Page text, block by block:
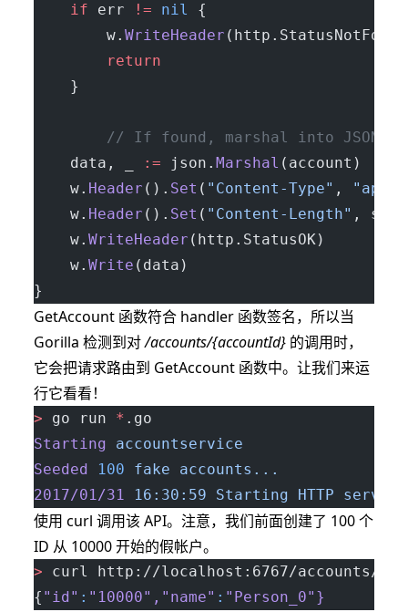
	if
err != nil
{
		w.
WriteHeader
		return
	}
// If found, marshal into JSON,
	data, _
:= json.Marshal (account)
	w.
Header (). Set ( "Content-Type" ,
	w.
Header (). Set ( "Content-Length" ,
	w.
WriteHeader (http.StatusOK)
	w.
Write (data)
}
GetAccount 函数符合 handler 函数签名，所以当
Gorilla 检测到对/accounts/{accountId} 的调用时，
它会把请求路由到 GetAccount 函数中。让我们来运
行它看看！
> go run * .go
Starting accountservice
Seeded 100 fake accounts...
2017/01/31 16:30:59 Starting HTTP service
使用 curl 调用该 API。注意，我们前面创建了 100 个
ID 从 10000 开始的假帐户。
> curl http://localhost:6767/accounts/
{ "id" : "10000" , "name" : "Person_0" }